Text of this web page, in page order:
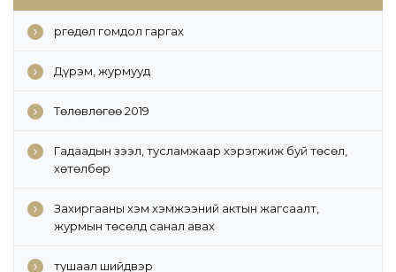
Өргөдөл гомдол гаргах
Дүрэм, журмууд
Төлөвлөгөө 2019
Гадаадын зээл, тусламжаар хэрэгжиж буй төсөл,
хөтөлбөр
Захиргааны хэм хэмжээний актын жагсаалт,
журмын төсөлд санал авах
тушаал шийдвэр